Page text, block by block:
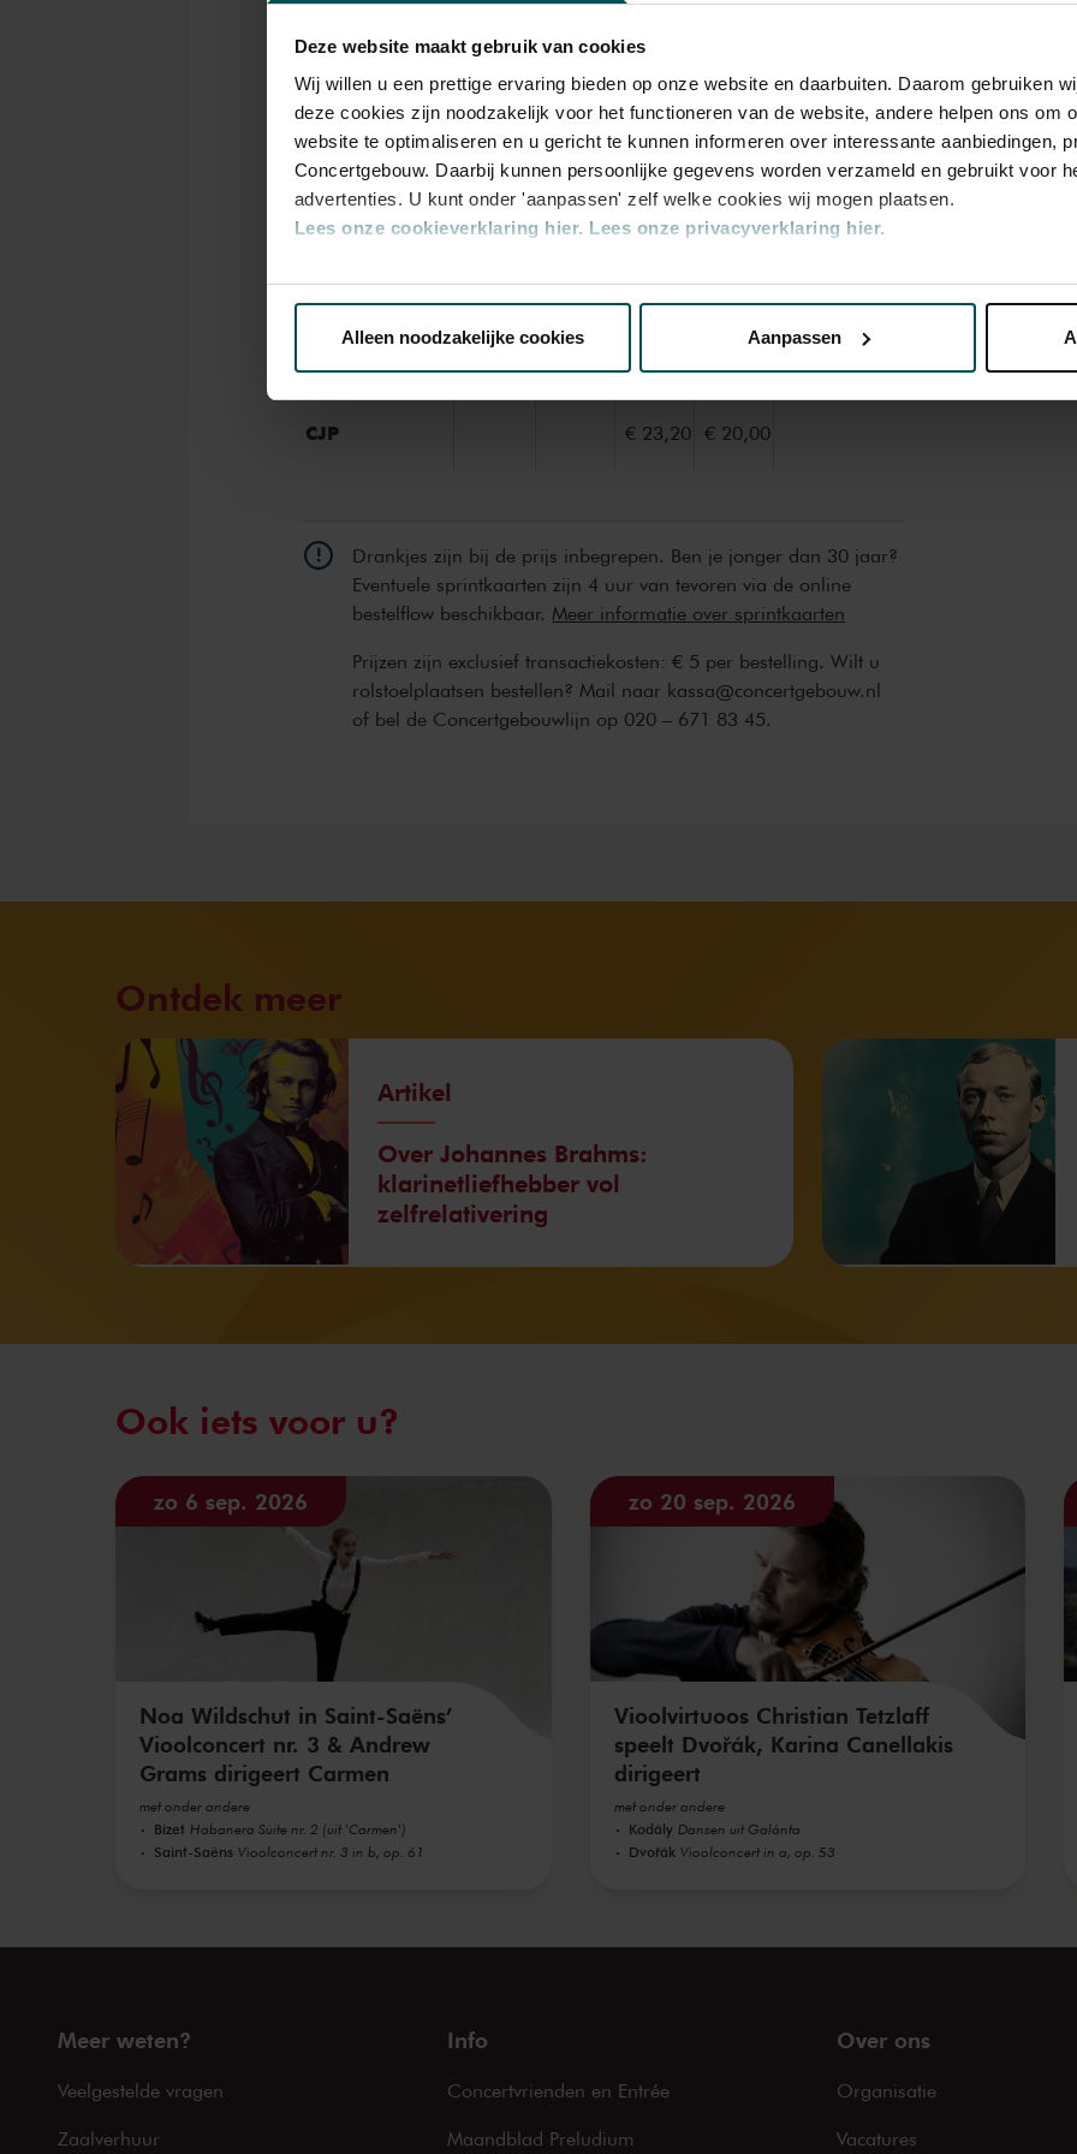
Deze website maakt gebruik van cookies
Wij willen u een prettige ervaring bieden op onze website en daarbuiten. Daarom gebruiken
deze cookies zijn noodzakelijk voor het functioneren van de website, andere helpen ons om
website te optimaliseren en u gericht te kunnen informeren over interessante aanbiedingen,
Concertgebouw. Daarbij kunnen persoonlijke gegevens worden verzameld en gebruikt voor
advertenties. U kunt onder 'aanpassen' zelf welke cookies wij mogen plaatsen.
Lees onze cookieverklaring hier. Lees onze privacyverklaring hier.
Via decookieverklaringop onze website kunt u uw toestemming op elk moment wijzigen of
We werken samen met32 derdendie uw gegevens kunnen ontvangen en verwerken.
Alleen noodzakelijke cookies Aanpassen
Schiff noemde Ivan Karizna ‘een van de beste cellisten van zijn generatie’
muziek’. Als dit powerkoppel de krachten bundelt voor Brahms’
kan dat niet anders dan schitterend vuurwerk opleveren.
Kaarten
Rang
1+
Rang
1
Rang
2
Rang
3
Rang
4
Kinderen tot € 26,00 € 18,00
CJP € 23,20 € 20,00
Drankjes zijn bij de prijs inbegrepen. Ben je jonger dan 30 jaar?
Eventuele sprintkaarten zijn 4 uur van tevoren via de online
bestelflow beschikbaar. Meer informatie over sprintkaarten
Prijzen zijn exclusief transactiekosten: € 5 per bestelling. Wilt u
rolstoelplaatsen bestellen? Mail naar kassa@concertgebouw.nl
of bel de Concertgebouwlijn op 020 – 671 83 45.
Ontdek meer
Artikel
Over Johannes Brahms:
klarinetliefhebber vol
zelfrelativering
Ook iets voor u?
zo 6 sep. 2026
Noa Wildschut in Saint-Saëns’
Vioolconcert nr. 3 & Andrew
Grams dirigeert Carmen
met onder andere
Bizet Habanera Suite nr. 2 (uit 'Carmen')
Saint-Saëns Vioolconcert nr. 3 in b, op. 61
zo 20 sep. 2026
Vioolvirtuoos Christian Tetzlaff
speelt Dvořák, Karina Canellakis
dirigeert
met onder andere
Kodály Dansen uit Galánta
Dvořák Vioolconcert in a, op. 53
Meer weten?
Veelgestelde vragen
Zaalverhuur
Info
Concertvrienden en Entrée
Maandblad Preludium
Over ons
Organisatie
Vacatures